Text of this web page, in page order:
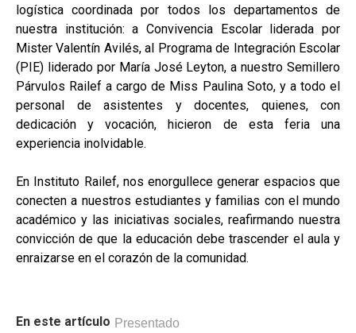
logística coordinada por todos los departamentos de
nuestra institución: a Convivencia Escolar liderada por
Mister Valentín Avilés, al Programa de Integración Escolar
(PIE) liderado por María José Leyton, a nuestro Semillero
Párvulos Railef a cargo de Miss Paulina Soto, y a todo el
personal de asistentes y docentes, quienes, con
dedicación y vocación, hicieron de esta feria una
experiencia inolvidable.
En Instituto Railef, nos enorgullece generar espacios que
conecten a nuestros estudiantes y familias con el mundo
académico y las iniciativas sociales, reafirmando nuestra
convicción de que la educación debe trascender el aula y
enraizarse en el corazón de la comunidad.
En este artículo Presentado